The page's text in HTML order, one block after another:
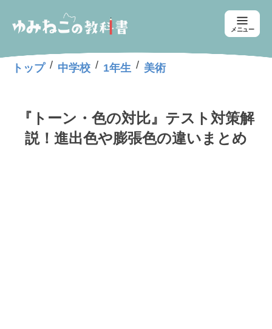
メニュー
トップ / 中学校 / 1年生 / 美術
『トーン・色の対比』テスト対策解
説！進出色や膨張色の違いまとめ